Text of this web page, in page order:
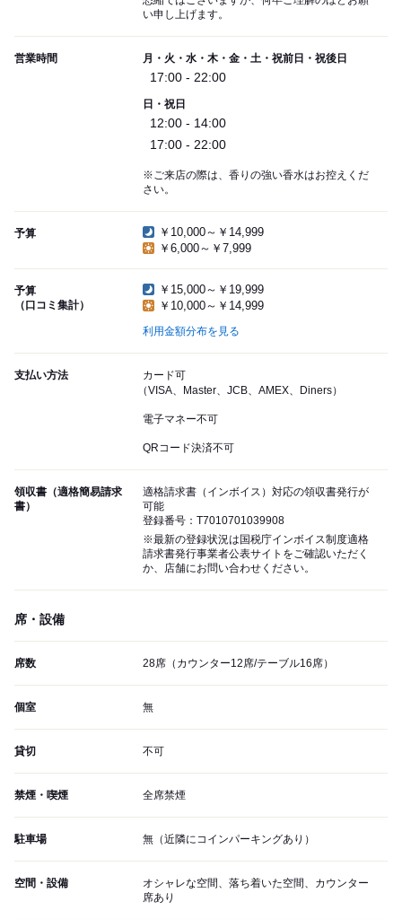
い申し上げます。
営業時間 月・火・水・木・金・土・祝前日・祝後日
17:00 - 22:00
日・祝日
12:00 - 14:00
17:00 - 22:00
※ご来店の際は、香りの強い香水はお控えくだ
さい。
予算
￥10,000～￥14,999
￥6,000～￥7,999
予算
（口コミ集計）
￥15,000～￥19,999
￥10,000～￥14,999
利用金額分布を見る
支払い方法
カード可
（VISA、Master、JCB、AMEX、Diners）
電子マネー不可
QRコード決済不可
領収書（適格簡易請求
書）
適格請求書（インボイス）対応の領収書発行が
可能
登録番号：T7010701039908
※最新の登録状況は国税庁インボイス制度適格
請求書発行事業者公表サイトをご確認いただく
か、店舗にお問い合わせください。
席・設備
席数 28席（カウンター12席/テーブル16席）
個室 無
貸切 不可
禁煙・喫煙 全席禁煙
駐車場 無（近隣にコインパーキングあり）
空間・設備
オシャレな空間、落ち着いた空間、カウンター
席あり